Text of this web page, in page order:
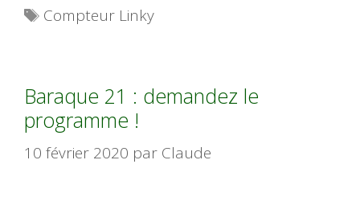
Étiquettes
Compteur Linky
Baraque 21 : demandez le
programme !
10 février 2020 par Claude